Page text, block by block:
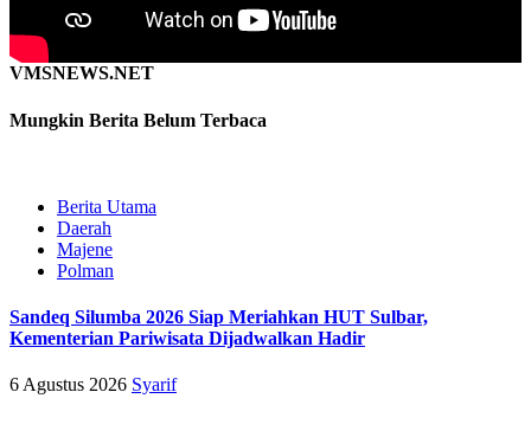
VMSNEWS.NET
Mungkin Berita Belum Terbaca
Berita Utama
Daerah
Majene
Polman
Sandeq Silumba 2026 Siap Meriahkan HUT Sulbar,
Kementerian Pariwisata Dijadwalkan Hadir
6 Agustus 2026 Syarif